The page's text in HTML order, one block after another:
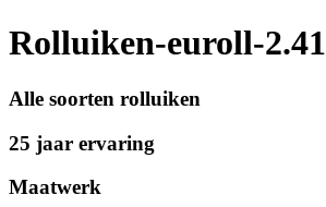
Rolluiken-euroll-2.41
Alle soorten rolluiken
25 jaar ervaring
Maatwerk